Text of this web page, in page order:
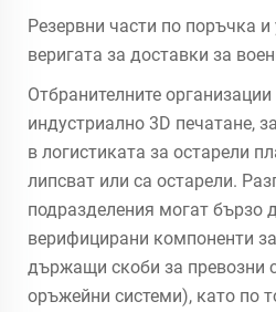
Резервни части по поръчка и
веригата за доставки за
Отбранителните
индустриално 3D печатане,
в логистиката за остарели
липсват или са остарели.
подразделения могат бързо
верифицирани компоненти
държащи скоби за превозни
оръжейни системи), като по